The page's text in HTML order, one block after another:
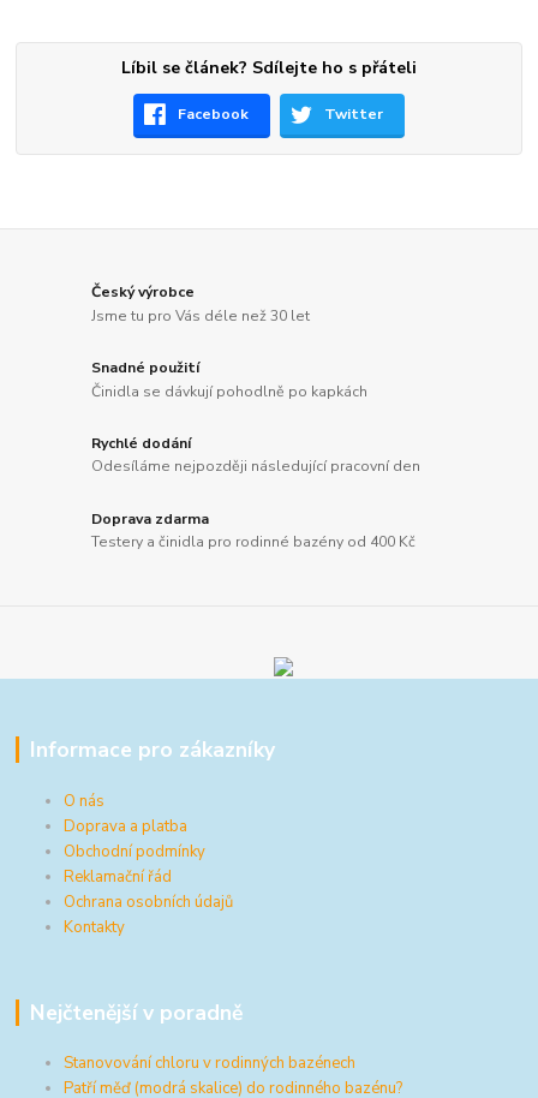
Líbil se článek? Sdílejte ho s přáteli
Facebook Twitter
Český výrobce
Jsme tu pro Vás déle než 30 let
Snadné použití
Činidla se dávkují pohodlně po kapkách
Rychlé dodání
Odesíláme nejpozději následující pracovní den
Doprava zdarma
Testery a činidla pro rodinné bazény od 400 Kč
Informace pro zákazníky
O nás
Doprava a platba
Obchodní podmínky
Reklamační řád
Ochrana osobních údajů
Kontakty
Nejčtenější v poradně
Stanovování chloru v rodinných bazénech
Patří měď (modrá skalice) do rodinného bazénu?